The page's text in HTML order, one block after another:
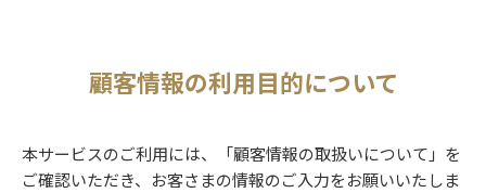
顧客情報の利用目的について
本サービスのご利用には、「顧客情報の取扱いについて」を
ご確認いただき、お客さまの情報のご入力をお願いいたしま